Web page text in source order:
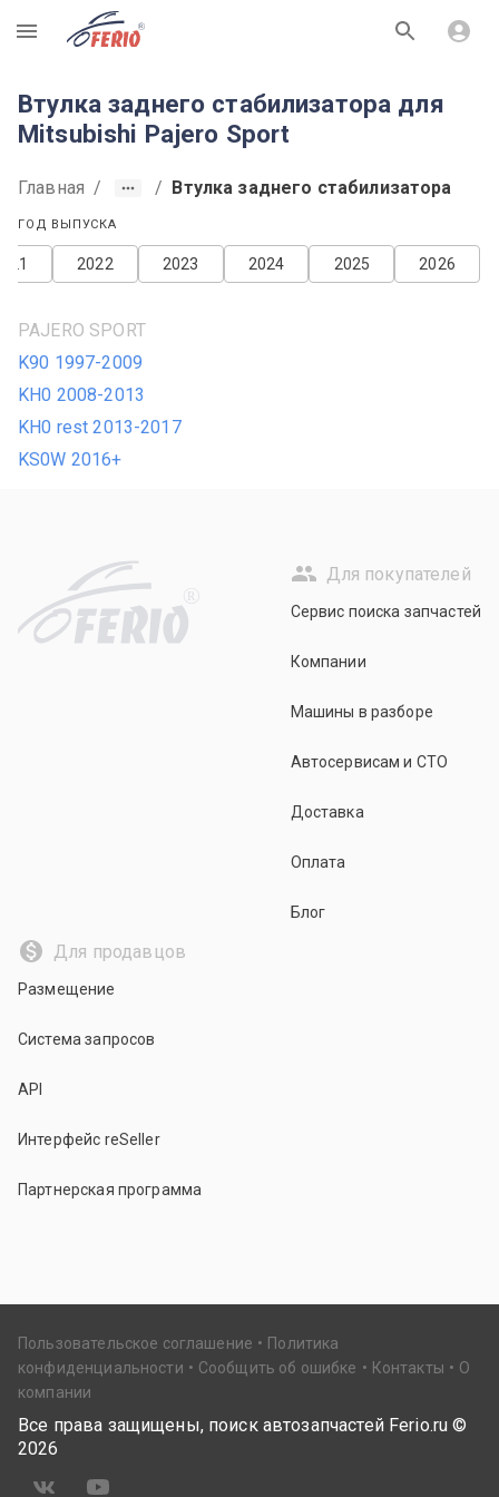
R
Втулка заднего стабилизатора для
Mitsubishi Pajero Sport
Главная / / Втулка заднего стабилизатора
ГОД ВЫПУСКА
2026
2025
2024
2023
2022
PAJERO SPORT
K90 1997-2009
KH0 2008-2013
KH0 rest 2013-2017
KS0W 2016+
R
Для покупателей
Сервис поиска запчастей
Компании
Машины в разборе
Автосервисам и СТО
Доставка
Оплата
Блог
Для продавцов
Размещение
Система запросов
API
Интерфейс reSeller
Партнерская программа
Пользовательское соглашение
Политика
конфиденциальности
Сообщить об ошибке Контакты
О
компании
Все права защищены, поиск автозапчастей Ferio.ru ©
2026